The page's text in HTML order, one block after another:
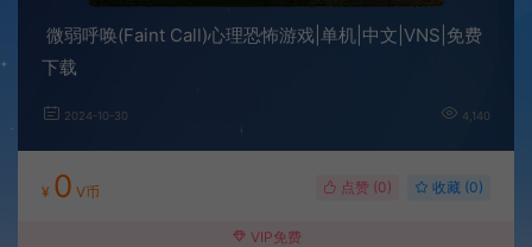
微弱呼唤(Faint Call)心理恐怖游戏|单机|中文|VNS|免费
下载
2024-10-30 4,140
¥ 0 V币 点赞 (0) 收藏 (0)
VIP免费